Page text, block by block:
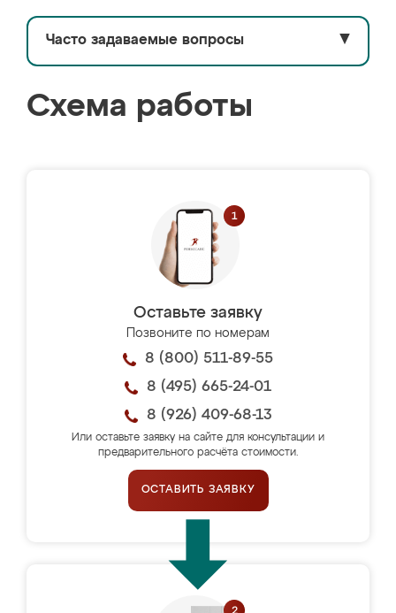
Часто задаваемые вопросы ▼
Схема работы
Оставьте заявку
Позвоните по номерам
8 (800) 511-89-55
8 (495) 665-24-01
8 (926) 409-68-13
Или оставьте заявку на сайте для консультации и
предварительного расчёта стоимости.
ОСТАВИТЬ ЗАЯВКУ